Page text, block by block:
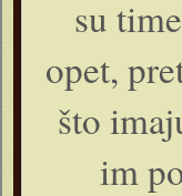
su
opet,
što
im